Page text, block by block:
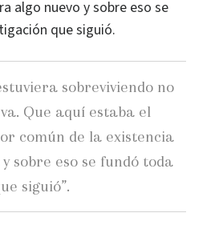
algo nuevo y sobre eso se
que siguió.
sobreviviendo no
Que aquí estaba el
común de la existencia
sobre eso se fundó toda
siguió”.